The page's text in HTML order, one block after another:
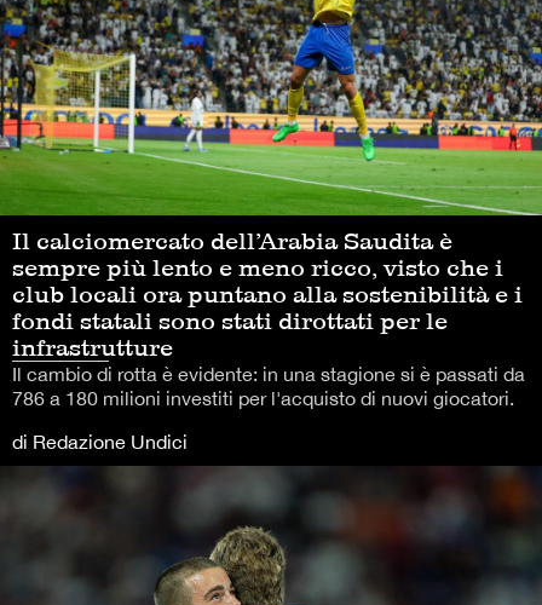
Il calciomercato dell’Arabia Saudita è
sempre più lento e meno ricco, visto che i
club locali ora puntano alla sostenibilità e i
fondi statali sono stati dirottati per le
infrastrutture
Il cambio di rotta è evidente: in una stagione si è passati da
786 a 180 milioni investiti per l'acquisto di nuovi giocatori.
di Redazione Undici